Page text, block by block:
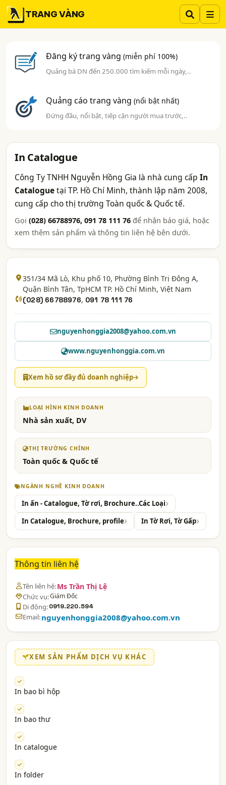
TRANG VÀNG
Đăng ký trang vàng(miễn phí 100%)
Quảng bá DN đến 250.000 tìm kiếm mỗi ngày,..
Quảng cáo trang vàng(nổi bật nhất)
Đứng đầu, nổi bật, tiếp cận người mua trước,..
In Catalogue
Công Ty TNHH Nguyễn Hồng Gia là nhà cung cấp In
Cataloguetại TP. Hồ Chí Minh, thành lập năm 2008,
cung cấp cho thị trường Toàn quốc & Quốc tế.
Gọi (028) 66788976, 091 78 111 76 để nhận báo giá, hoặc
xem thêm sản phẩm và thông tin liên hệ bên dưới.
351/34 Mã Lò, Khu phố 10, Phường Bình Trị Đông A,
Quận Bình Tân, TpHCM TP. Hồ Chí Minh, Việt Nam
(028) 66788976, 091 78 111 76
nguyenhonggia2008@yahoo.com.vn
www.nguyenhonggia.com.vn
Xem hồ sơ đầy đủ doanh nghiệp
LOẠI HÌNH KINH DOANH
Nhà sản xuất, DV
THỊ TRƯỜNG CHÍNH
Toàn quốc & Quốc tế
NGÀNH NGHỀ KINH DOANH
In ấn - Catalogue, Tờ rơi, Brochure..Các Loại
In Catalogue, Brochure, profile
In Tờ Rơi, Tờ Gấp
Thông tin liên hệ
Tên liên hệ:Ms Trần Thị Lệ
Chức vụ:Giám Đốc
Di động:0919.220.594
Email:nguyenhonggia2008@yahoo.com.vn
XEM SẢN PHẨM DỊCH VỤ KHÁC
In bao bì hộp
In bao thư
In catalogue
In folder